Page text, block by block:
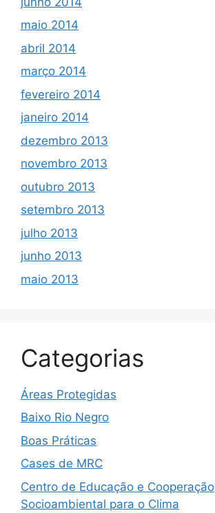
maio 2014
abril 2014
março 2014
fevereiro 2014
janeiro 2014
dezembro 2013
novembro 2013
outubro 2013
setembro 2013
julho 2013
junho 2013
maio 2013
Categorias
Áreas Protegidas
Baixo Rio Negro
Boas Práticas
Cases de MRC
Centro de Educação e Cooperação
Socioambiental para o Clima